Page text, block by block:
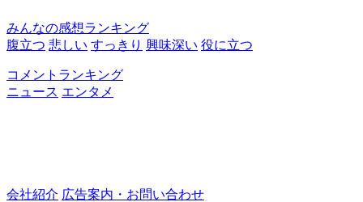
みんなの感想ランキング
腹立つ 悲しい すっきり 興味深い 役に立つ
コメントランキング
ニュース エンタメ
会社紹介 広告案内・お問い合わせ